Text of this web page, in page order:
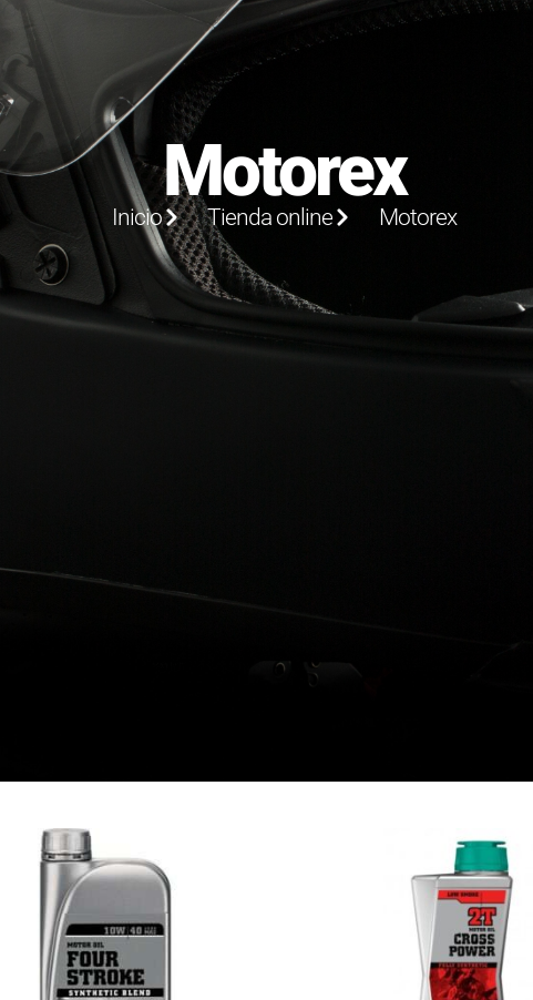
Motorex
Inicio Tienda online Motorex